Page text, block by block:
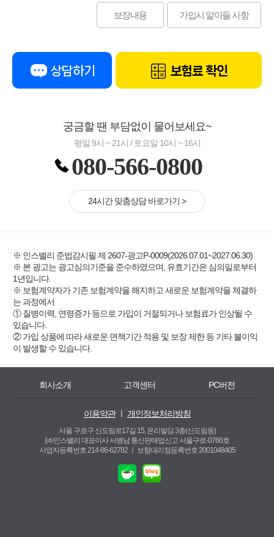
보장내용 가입시 알아둘 사항
상담하기 보험료 확인
궁금할 땐 부담없이 물어보세요~
평일 9시 ~ 21시 / 토요일 10시 ~ 16시
080-566-0800
24시간 맞춤상담 바로가기 >
※ 인스밸리 준법감시필 제 2607-광고P-0009(2026.07.01~2027.06.30)
※ 본 광고는 광고심의기준을 준수하였으며, 유효기간은 심의일로부터
1년입니다.
※ 보험계약자가 기존 보험계약을 해지하고 새로운 보험계약을 체결하
는 과정에서
① 질병이력, 연령증가 등으로 가입이 거절되거나 보험료가 인상될 수
있습니다.
② 가입 상품에 따라 새로운 면책기간 적용 및 보장 제한 등 기타 불이익
이 발생할 수 있습니다.
회사소개 고객센터 PC버전
이용약관ㅣ 개인정보처리방침
서울 구로구 신도림로17길 15, 온리빌딩 3층(신도림동)
(㈜인스밸리 대표이사 서병남 통신판매업신고 서울구로-0766호
사업자등록번호 214-86-62782 ㅣ
보험대리점등록번호 2001048405